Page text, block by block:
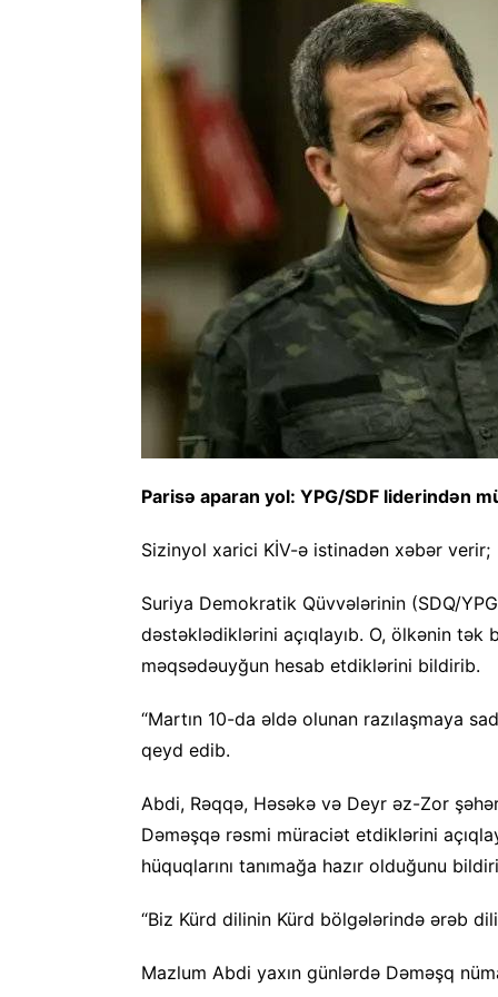
Parisə aparan yol: YPG/SDF liderindən
Sizinyol xarici KİV-ə istinadən xəbər verir;
Suriya Demokratik Qüvvələrinin (SDQ/
dəstəklədiklərini açıqlayıb. O, ölkənin tək
məqsədəuyğun hesab etdiklərini bildirib.
“Martın 10-da əldə olunan razılaşmaya
qeyd edib.
Abdi, Rəqqə, Həsəkə və Deyr əz-Zor
Dəməşqə rəsmi müraciət etdiklərini
hüquqlarını tanımağa hazır olduğunu
“Biz Kürd dilinin Kürd bölgələrində ərəb
Mazlum Abdi yaxın günlərdə Dəməşq